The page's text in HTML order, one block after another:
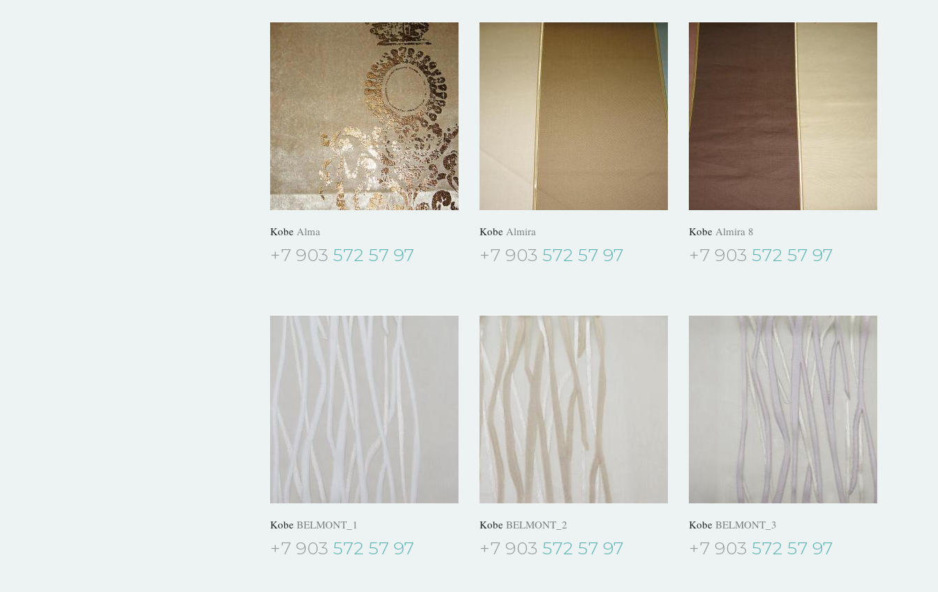
Kobe Alma
+7 903 572 57 97
Kobe Almira
+7 903 572 57 97
Kobe Almira 8
+7 903 572 57 97
Kobe BELMONT_1
+7 903 572 57 97
Kobe BELMONT_2
+7 903 572 57 97
Kobe BELMONT_3
+7 903 572 57 97